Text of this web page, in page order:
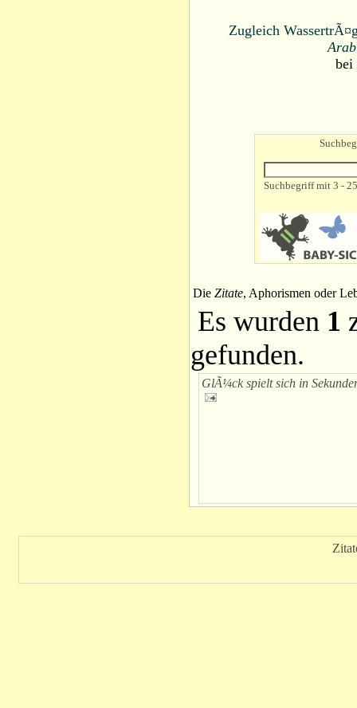
Zugleich
bei
Suchbegriff mit 3 -
Die Zitate, Aphorismen oder
Es wurden 1
gefunden.
GlÃ¼ck spielt sich in